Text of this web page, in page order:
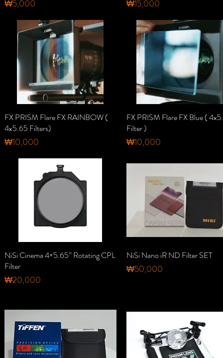
가격
₩5,000 가격
₩15,000
제품보기
FX PRISM Flare FX RAINBOW (
4x5.65 Filters)
가격
₩10,000
제품보기
FX PRISM Flare FX Blue (
Filter )
가격
₩10,000
제품보기
NiSi Cinema 4×5.65” Rotating CPL
Filter
가격
₩20,000
제품보기
NiSi Nano iR ND Filter SET
가격
₩50,000